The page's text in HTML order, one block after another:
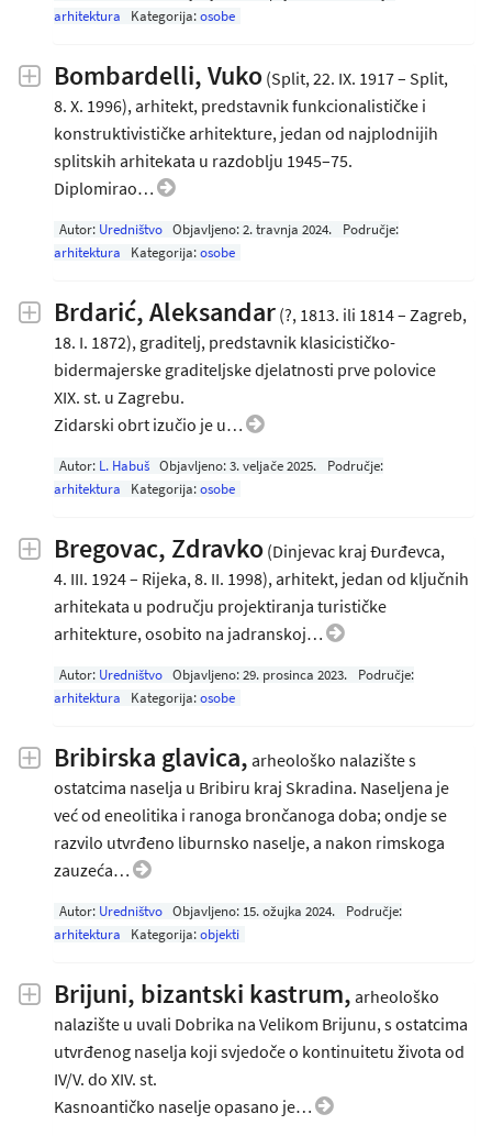
arhitektura
Kategorija:osobe
Bombardelli, Vuko (Split, 22. IX. 1917 – Split,
8. X. 1996), arhitekt, predstavnik funkcionalističke i
konstruktivističke arhitekture, jedan od najplodnijih
splitskih arhitekata u razdoblju 1945–75.
Diplomirao…
Autor: Uredništvo Objavljeno:2. travnja 2024.
Područje:
arhitektura
Kategorija:osobe
Brdarić, Aleksandar (?, 1813. ili 1814 – Zagreb,
18. I. 1872), graditelj, predstavnik klasicističko-
bidermajerske graditeljske djelatnosti prve polovice
XIX. st. u Zagrebu.
Zidarski obrt izučio je u…
Autor: L. Habuš Objavljeno:3. veljače 2025.
Područje:
arhitektura
Kategorija:osobe
Bregovac, Zdravko (Dinjevac kraj Đurđevca,
4. III. 1924 – Rijeka, 8. II. 1998), arhitekt, jedan od ključnih
arhitekata u području projektiranja turističke
arhitekture, osobito na jadranskoj…
Autor: Uredništvo Objavljeno:29. prosinca 2023.
Područje:
arhitektura
Kategorija:osobe
Bribirska glavica, arheološko nalazište s
ostatcima naselja u Bribiru kraj Skradina. Naseljena je
već od eneolitika i ranoga brončanoga doba; ondje se
razvilo utvrđeno liburnsko naselje, a nakon rimskoga
zauzeća…
Autor: Uredništvo Objavljeno: 15. ožujka 2024.
Područje:
arhitektura
Kategorija:objekti
Brijuni, bizantski kastrum, arheološko
nalazište u uvali Dobrika na Velikom Brijunu, s ostatcima
utvrđenog naselja koji svjedoče o kontinuitetu života od
IV/V. do XIV. st.
Kasnoantičko naselje opasano je…